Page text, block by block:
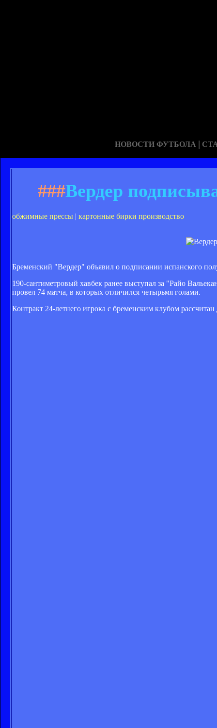
НОВОСТИ ФУТБОЛА |
###Вердер
обжимные прессы | картонные бирки производство
Бременский "Вердер" объявил о подписании испанского
190-сантиметровый хавбек ранее выступал за "Райо
провел 74 матча, в которых отличился четырьмя голами.
Контракт 24-летнего игрока с бременским клубом